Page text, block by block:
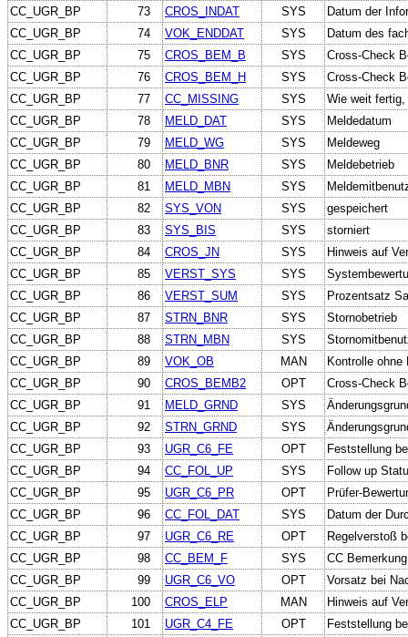
CC_UGR_BP
73 CROS_INDAT SYS
Datum der
CC_UGR_BP
74 VOK_ENDDAT SYS
Datum des
CC_UGR_BP
75 CROS_BEM_B SYS
Cross-Check
CC_UGR_BP
76 CROS_BEM_H SYS
Cross-Check
CC_UGR_BP
77 CC_MISSING SYS
Wie weit
CC_UGR_BP
78 MELD_DAT SYS
Meldedatum
CC_UGR_BP
79 MELD_WG SYS
Meldeweg
CC_UGR_BP
80 MELD_BNR SYS
Meldebetrieb
CC_UGR_BP
81 MELD_MBN SYS
CC_UGR_BP
82 SYS_VON SYS
gespeichert
CC_UGR_BP
83 SYS_BIS SYS
storniert
CC_UGR_BP
84 CROS_JN SYS
Hinweis auf
CC_UGR_BP
85 VERST_SYS SYS
CC_UGR_BP
86 VERST_SUM SYS
Prozentsatz
CC_UGR_BP
87 STRN_BNR SYS
Stornobetrieb
CC_UGR_BP
88 STRN_MBN SYS
CC_UGR_BP
89 VOK_OB MAN
Kontrolle
CC_UGR_BP
90 CROS_BEMB2 OPT
Cross-Check
CC_UGR_BP
91 MELD_GRND SYS
CC_UGR_BP
92 STRN_GRND SYS
CC_UGR_BP
93 UGR_C6_FE OPT
Feststellung
CC_UGR_BP
94 CC_FOL_UP SYS
Follow up
CC_UGR_BP
95 UGR_C6_PR OPT
Prüfer-
CC_UGR_BP
96 CC_FOL_DAT SYS
Datum der
CC_UGR_BP
97 UGR_C6_RE OPT
Regelverstoß
CC_UGR_BP
98 CC_BEM_F SYS
CC
CC_UGR_BP
99 UGR_C6_VO OPT
Vorsatz bei
CC_UGR_BP
100 CROS_ELP MAN
Hinweis auf
CC_UGR_BP
101 UGR_C4_FE OPT
Feststellung